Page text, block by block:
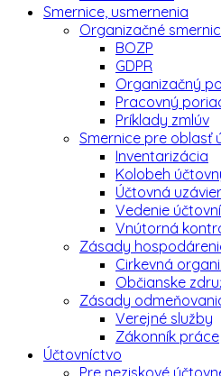
Smernice, usmernenia
Organizačné
BOZP
GDPR
Organizačný
Pracovný
Príklady zmlúv
Smernice pre oblasť
Inventarizácia
Kolobeh
Účtovná
Vedenie
Vnútorná
Zásady
Cirkevná
Občianske
Zásady
Verejné služby
Zákonník práce
Účtovníctvo